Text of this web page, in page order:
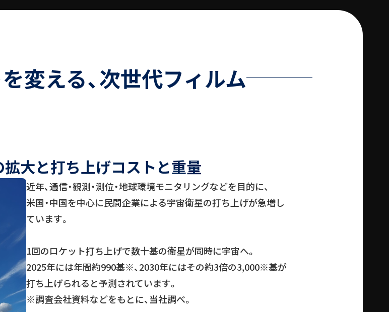
変える、次世代フィルム
大と打ち上げコストと重量
近年、通信・観測・測位・地球環境モニタリングなどを目的に、
米国・中国を中心に民間企業による宇宙衛星の打ち上げが急増し
ています。
1回のロケット打ち上げで数十基の衛星が同時に宇宙へ。
2025年には年間約990基※、2030年にはその約3倍の3,000※基が
打ち上げられると予測されています。
※調査会社資料などをもとに、当社調べ。